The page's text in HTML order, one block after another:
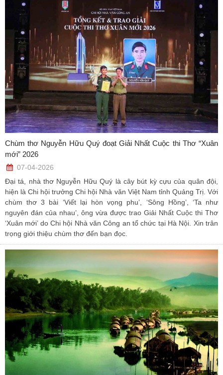
Chùm thơ Nguyễn Hữu Quý đoạt Giải Nhất Cuộc thi Thơ “Xuân
mới” 2026
07-04-2026
Đại tá, nhà thơ Nguyễn Hữu Quý là cây bút kỳ cựu của quân đội,
hiện là Chi hội trưởng Chi hội Nhà văn Việt Nam tỉnh Quảng Trị. Với
chùm thơ 3 bài ‘Viết lại hòn vọng phu’, ‘Sông Hồng’, ‘Ta như
nguyên đán của nhau’, ông vừa được trao Giải Nhất Cuộc thi Thơ
‘Xuân mới’ do Chi hội Nhà văn Công an tổ chức tại Hà Nội. Xin trân
trọng giới thiệu chùm thơ đến bạn đọc.